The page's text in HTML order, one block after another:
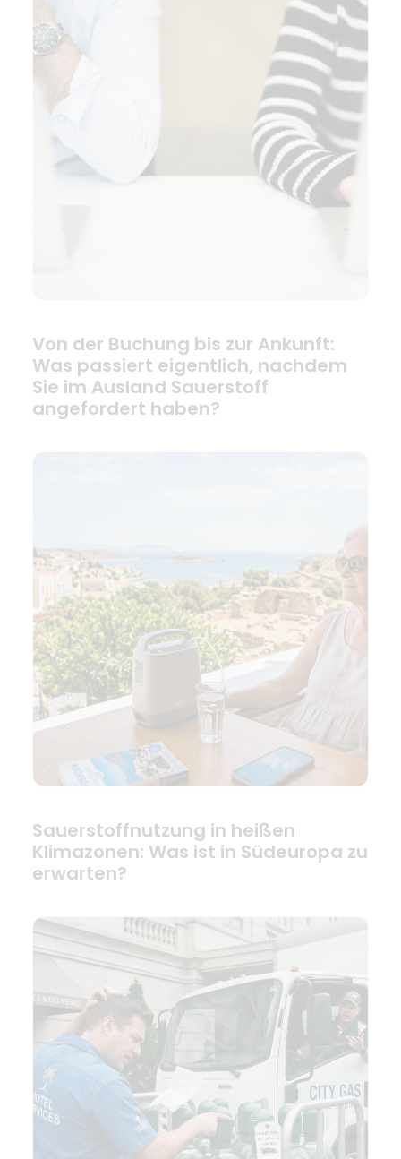
Von der Buchung bis zur Ankunft:
Was passiert eigentlich, nachdem
Sie im Ausland Sauerstoff
angefordert haben?
Sauerstoffnutzung in heißen
Klimazonen: Was ist in Südeuropa zu
erwarten?